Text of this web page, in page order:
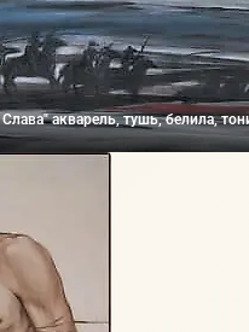
акварель, тушь, белила,